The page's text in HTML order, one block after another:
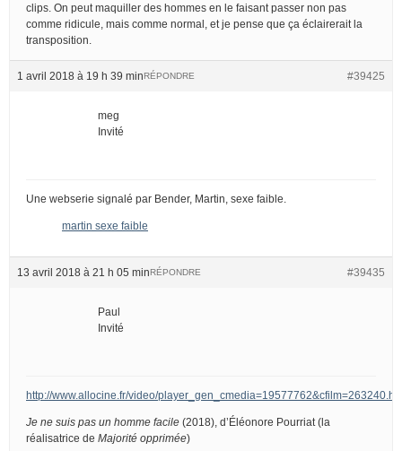
clips. On peut maquiller des hommes en le faisant passer non pas
comme ridicule, mais comme normal, et je pense que ça éclairerait la
transposition.
1 avril 2018 à 19 h 39 min #39425
RÉPONDRE
meg
Invité
Une webserie signalé par Bender, Martin, sexe faible.
martin sexe faible
13 avril 2018 à 21 h 05 min #39435
RÉPONDRE
Paul
Invité
http://www.allocine.fr/video/
Je ne suis pas un homme facile (2018), d’Éléonore Pourriat (la
réalisatrice de Majorité opprimée)